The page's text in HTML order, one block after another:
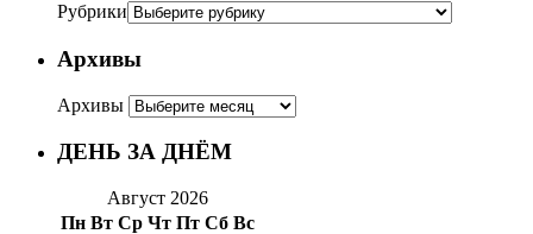
Рубрики
Архивы
Архивы
ДЕНЬ ЗА ДНЁМ
Август 2026
Пн Вт Ср Чт Пт Сб Вс